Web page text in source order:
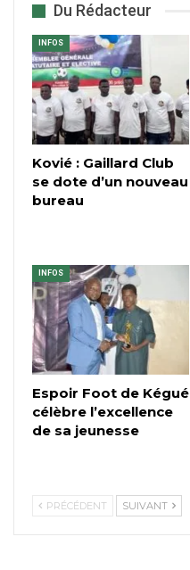
Du Rédacteur
INFOS
Kovié : Gaillard Club
se dote d’un nouveau
bureau
INFOS
Espoir Foot de Kégué
célèbre l’excellence
de sa jeunesse
PRÉCÉDENT SUIVANT